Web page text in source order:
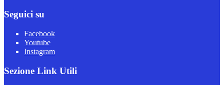
Seguici su
Facebook
Youtube
Instagram
Sezione Link Utili